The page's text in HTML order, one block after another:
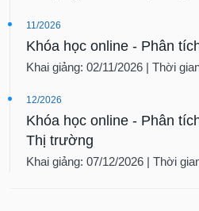
11/2026
Khóa học online - Phân
Khai giảng: 02/11/2026 | Thời
12/2026
Khóa học online - Phân
Thị trường
Khai giảng: 07/12/2026 | Thời